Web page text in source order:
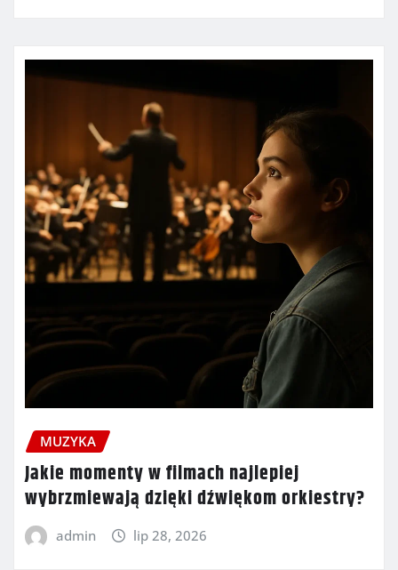
MUZYKA
Jakie momenty w filmach najlepiej
wybrzmiewają dzięki dźwiękom orkiestry?
admin lip 28, 2026